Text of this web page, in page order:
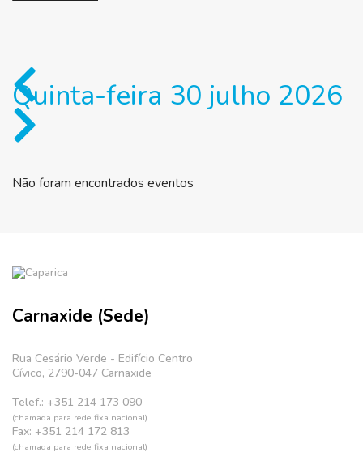
Quinta-feira 30 julho 2026
Não foram encontrados eventos
Carnaxide (Sede)
Rua Cesário Verde - Edifício Centro
Cívico, 2790-047 Carnaxide
Telef.: +351 214 173 090
(chamada para rede fixa nacional)
Fax: +351 214 172 813
(chamada para rede fixa nacional)